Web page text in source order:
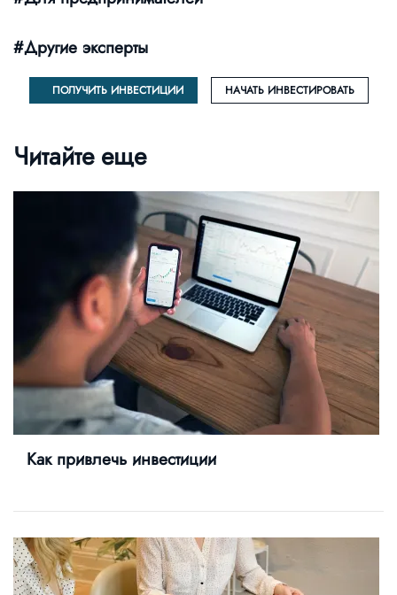
#Другие эксперты
ПОЛУЧИТЬ ИНВЕСТИЦИИ НАЧАТЬ ИНВЕСТИРОВАТЬ
Читайте еще
Как привлечь инвестиции